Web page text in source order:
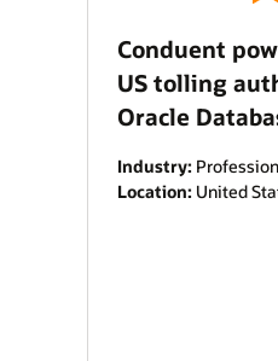
Conduent
US tolling
Oracle
Industry:
Location: United